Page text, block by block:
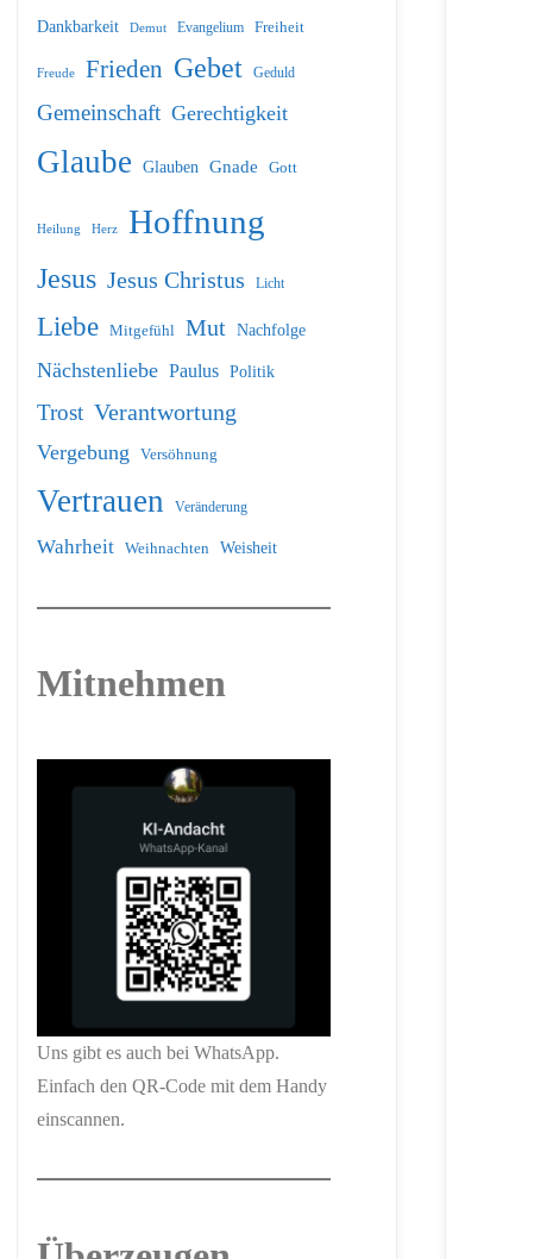
Dankbarkeit Demut Evangelium Freiheit
Freude Frieden Gebet Geduld
Gemeinschaft Gerechtigkeit
Glaube Glauben Gnade Gott
Heilung Herz Hoffnung
Jesus Jesus Christus Licht
Liebe Mitgefühl Mut Nachfolge
Nächstenliebe Paulus Politik
Trost Verantwortung
Vergebung Versöhnung
Vertrauen Veränderung
Wahrheit Weihnachten Weisheit
Mitnehmen
Uns gibt es auch bei WhatsApp.
Einfach den QR-Code mit dem Handy
einscannen.